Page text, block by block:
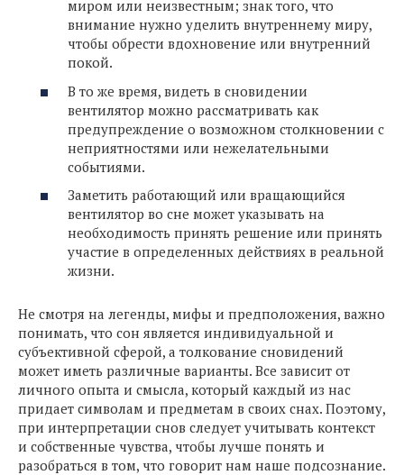
миром или неизвестным; знак того, что
внимание нужно уделить внутреннему миру,
чтобы обрести вдохновение или внутренний
покой.
В то же время, видеть в сновидении
вентилятор можно рассматривать как
предупреждение о возможном столкновении с
неприятностями или нежелательными
событиями.
Заметить работающий или вращающийся
вентилятор во сне может указывать на
необходимость принять решение или принять
участие в определенных действиях в реальной
жизни.
Не смотря на легенды, мифы и предположения, важно
понимать, что сон является индивидуальной и
субъективной сферой, а толкование сновидений
может иметь различные варианты. Все зависит от
личного опыта и смысла, который каждый из нас
придает символам и предметам в своих снах. Поэтому,
при интерпретации снов следует учитывать контекст
и собственные чувства, чтобы лучше понять и
разобраться в том, что говорит нам наше подсознание.